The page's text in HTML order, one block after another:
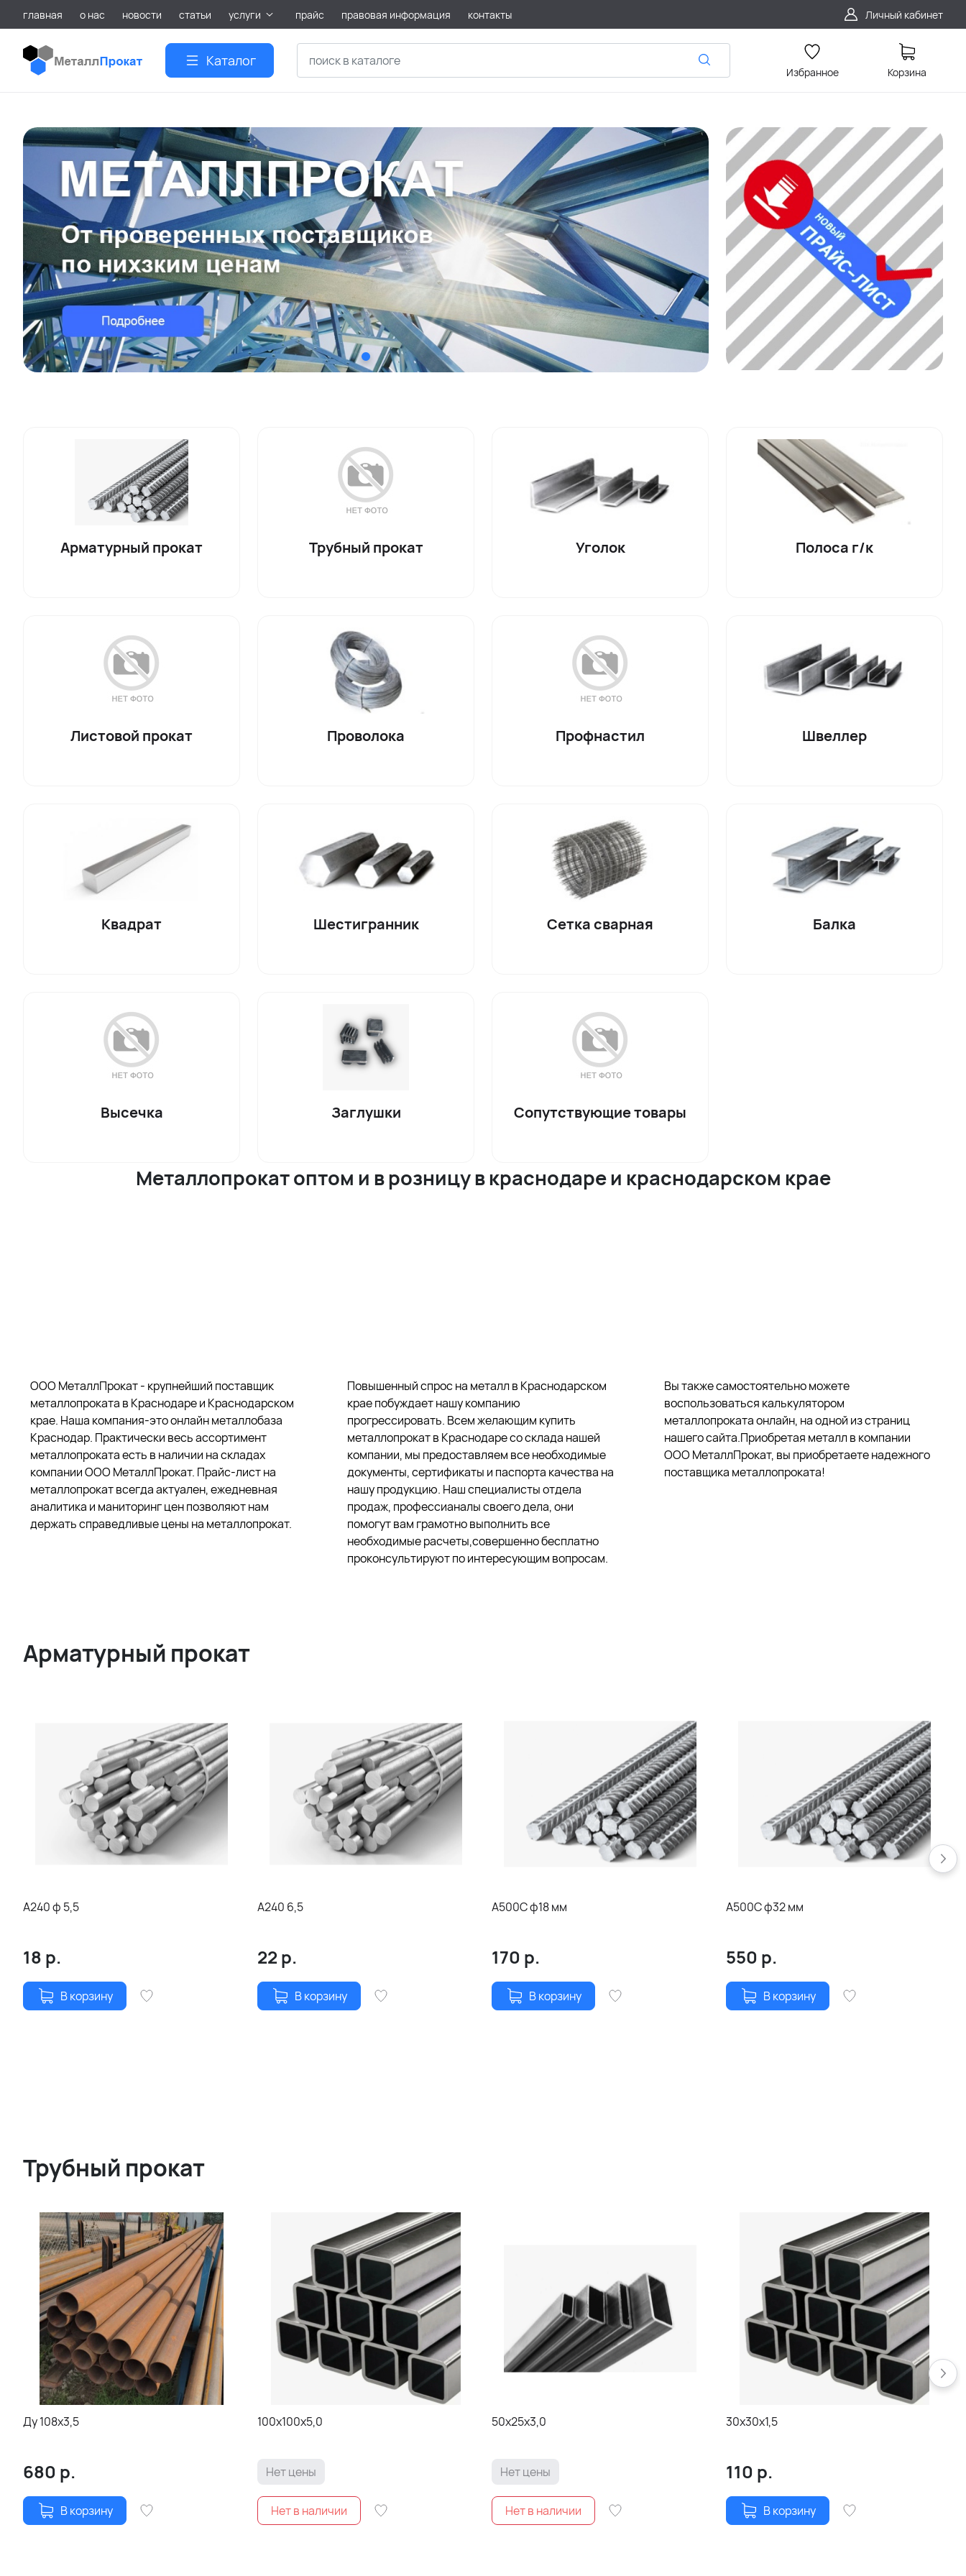
главная о нас новости статьи услуги прайс правовая информация контакты Личный кабинет
Каталог
Избранное Корзина
Арматурный прокат Трубный прокат Уголок Полоса г/к
Листовой прокат Проволока Профнастил Швеллер
Квадрат Шестигранник Сетка сварная Балка
Высечка Заглушки Сопутствующие товары
Металлопрокат оптом и в розницу в краснодаре и краснодарском крае
ООО МеталлПрокат - крупнейший поставщик
металлопроката в Краснодаре и Краснодарском
крае. Наша компания-это онлайн металлобаза
Краснодар. Практически весь ассортимент
металлопроката есть в наличии на складах
компании ООО МеталлПрокат. Прайс-лист на
металлопрокат всегда актуален, ежедневная
аналитика и маниторинг цен позволяют нам
держать справедливые цены на металлопрокат.
Повышенный спрос на металл в Краснодарском
крае побуждает нашу компанию
прогрессировать. Всем желающим купить
металлопрокат в Краснодаре со склада нашей
компании, мы предоставляем все необходимые
документы, сертификаты и паспорта качества на
нашу продукцию. Наш специалисты отдела
продаж, профессианалы своего дела, они
помогут вам грамотно выполнить все
необходимые расчеты,совершенно бесплатно
проконсультируют по интересующим вопросам.
Вы также самостоятельно можете
воспользоваться калькулятором
металлопроката онлайн, на одной из страниц
нашего сайта.Приобретая металл в компании
ООО МеталлПрокат, вы приобретаете надежного
поставщика металлопроката!
Арматурный прокат
А240 ф 5,5
18 р.
В корзину
А240 6,5
22 р.
В корзину
А500С ф18 мм
170 р.
В корзину
А500С ф32 мм
550 р.
В корзину
Трубный прокат
Ду 108х3,5
680 р.
В корзину
100х100х5,0
Нет цены
Нет в наличии
50х25х3,0
Нет цены
Нет в наличии
30х30х1,5
110 р.
В корзину